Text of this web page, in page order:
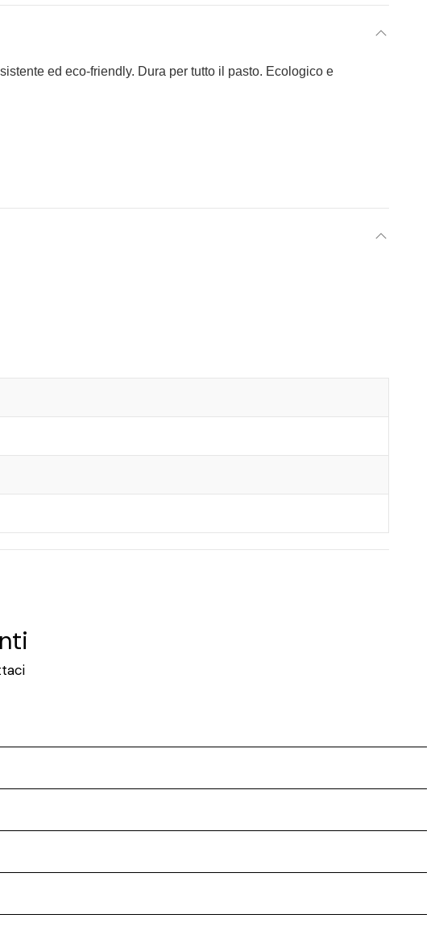
ed eco-friendly. Dura per tutto il pasto. Ecologico e